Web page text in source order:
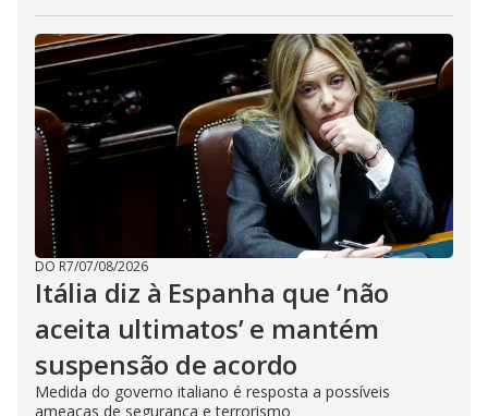
DO R7/07/08/2026
Itália diz à Espanha que ‘não
aceita ultimatos’ e mantém
suspensão de acordo
Medida do governo italiano é resposta a possíveis
ameaças de segurança e terrorismo